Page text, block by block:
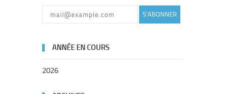
S'ABONNER
ANNÉE EN COURS
2026